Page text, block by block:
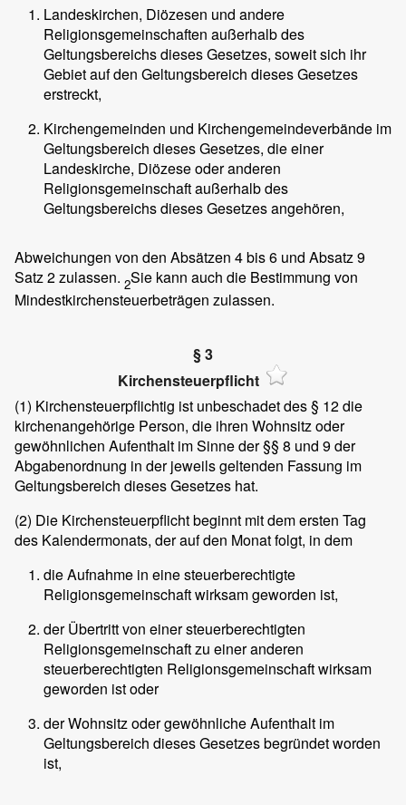
Landeskirchen, Diözesen und andere
Religionsgemeinschaften außerhalb des
Geltungsbereichs dieses Gesetzes, soweit sich ihr
Gebiet auf den Geltungsbereich dieses Gesetzes
erstreckt,
Kirchengemeinden und Kirchengemeindeverbände im
Geltungsbereich dieses Gesetzes, die einer
Landeskirche, Diözese oder anderen
Religionsgemeinschaft außerhalb des
Geltungsbereichs dieses Gesetzes angehören,
Abweichungen von den Absätzen 4 bis 6 und Absatz 9
Satz 2 zulassen. 2Sie kann auch die Bestimmung von
Mindestkirchensteuerbeträgen zulassen.
§ 3
Kirchensteuerpflicht
(1) Kirchensteuerpflichtig ist unbeschadet des § 12 die
kirchenangehörige Person, die ihren Wohnsitz oder
gewöhnlichen Aufenthalt im Sinne der §§ 8 und 9 der
Abgabenordnung in der jeweils geltenden Fassung im
Geltungsbereich dieses Gesetzes hat.
(2) Die Kirchensteuerpflicht beginnt mit dem ersten Tag
des Kalendermonats, der auf den Monat folgt, in dem
die Aufnahme in eine steuerberechtigte
Religionsgemeinschaft wirksam geworden ist,
der Übertritt von einer steuerberechtigten
Religionsgemeinschaft zu einer anderen
steuerberechtigten Religionsgemeinschaft wirksam
geworden ist oder
der Wohnsitz oder gewöhnliche Aufenthalt im
Geltungsbereich dieses Gesetzes begründet worden
ist,